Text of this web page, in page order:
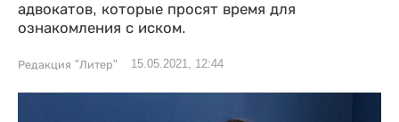
адвокатов, которые просят время для
ознакомления с иском.
Редакция "Литер" 15.05.2021, 12:44